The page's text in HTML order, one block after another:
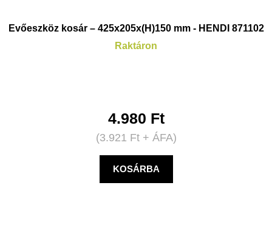
Evőeszköz kosár – 425x205x(H)150 mm - HENDI 871102
Raktáron
4.980 Ft
(3.921 Ft+ ÁFA)
KOSÁRBA